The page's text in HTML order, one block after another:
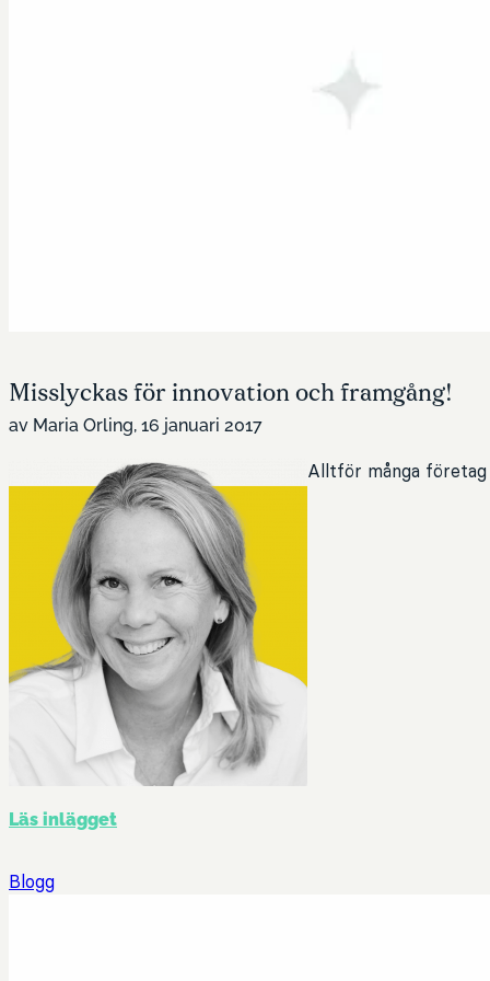
Misslyckas för innovation och framgång!
av Maria Orling, 16 januari 2017
Alltför många
Läs inlägget
Blogg